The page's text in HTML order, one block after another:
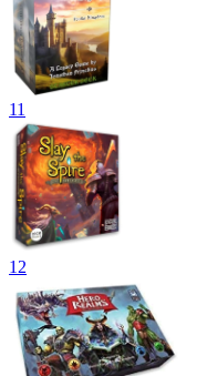
11
12